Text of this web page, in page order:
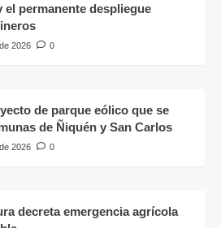
permanente despliegue
2026 0
de parque eólico que se
de Ñiquén y San Carlos
2026 0
decreta emergencia agrícola